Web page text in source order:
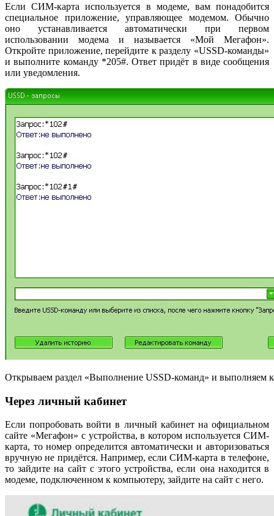
Если СИМ-карта используется в модеме, вам понадобится
специальное приложение, управляющее модемом. Обычно
оно устанавливается автоматически при первом
использовании модема и называется «Мой Мегафон».
Откройте приложение, перейдите к разделу «USSD-команды»
и выполните команду *205#. Ответ придёт в виде сообщения
или уведомления.
Открываем раздел «Выполнение USSD-команд» и выполняем
Через личный кабинет
Если попробовать войти в личный кабинет на официальном
сайте «Мегафон» с устройства, в котором используется СИМ-
карта, то номер определится автоматически и авторизоваться
вручную не придётся. Например, если СИМ-карта в телефоне,
то зайдите на сайт с этого устройства, если она находится в
модеме, подключенном к компьютеру, зайдите на сайт с него.